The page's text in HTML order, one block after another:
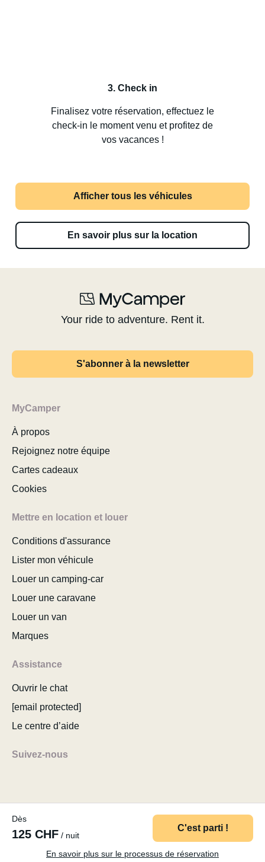
Dès
125 CHF / nuit
C'est parti !
En savoir plus sur le processus de réservation
3. Check in
Finalisez votre réservation, effectuez le
check-in le moment venu et profitez de
vos vacances !
Afficher tous les véhicules
En savoir plus sur la location
Your ride to adventure. Rent it.
S'abonner à la newsletter
MyCamper
À propos
Rejoignez notre équipe
Cartes cadeaux
Cookies
Mettre en location et louer
Conditions d'assurance
Lister mon véhicule
Louer un camping-car
Louer une caravane
Louer un van
Marques
Assistance
Ouvrir le chat
[email protected]
Le centre d’aide
Suivez-nous
© 2026 MyCamper AG
Conditions d’utilisation
Politique de confidentialité
Mentions légales
Plan du site
Modifier le consentement aux cookies